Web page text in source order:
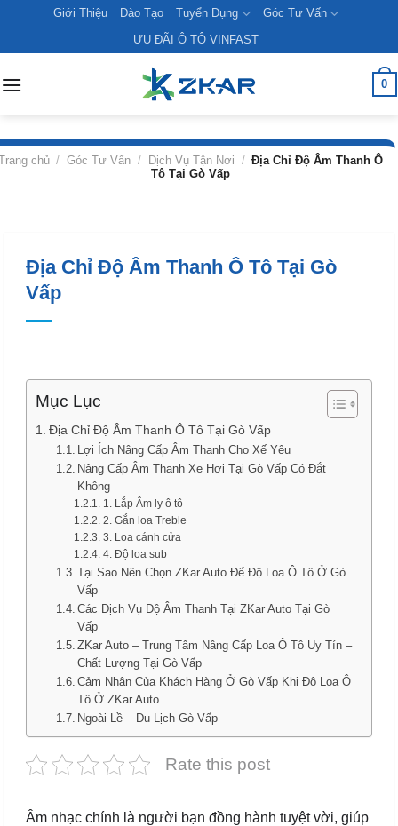
content
Giới Thiệu Đào Tạo Tuyển Dụng
Góc Tư Vấn
ƯU ĐÃI Ô TÔ VINFAST
0
chủ / Góc Tư Vấn / Dịch Vụ Tận Nơi / Địa Chỉ Độ Âm Thanh Ô
Tô Tại Gò Vấp
Địa Chỉ Độ Âm Thanh Ô Tô Tại Gò
Vấp
Mục Lục
Địa Chỉ Độ Âm Thanh Ô Tô Tại Gò Vấp
Lợi Ích Nâng Cấp Âm Thanh Cho Xế Yêu
Nâng Cấp Âm Thanh Xe Hơi Tại Gò Vấp Có Đắt
Không
1. Lắp Âm ly ô tô
2. Gắn loa Treble
3. Loa cánh cửa
4. Độ loa sub
Tại Sao Nên Chọn ZKar Auto Để Độ Loa Ô Tô Ở Gò
Vấp
Các Dịch Vụ Độ Âm Thanh Tại ZKar Auto Tại Gò
Vấp
ZKar Auto – Trung Tâm Nâng Cấp Loa Ô Tô Uy Tín –
Chất Lượng Tại Gò Vấp
Cảm Nhận Của Khách Hàng Ở Gò Vấp Khi Độ Loa Ô
Tô Ở ZKar Auto
Ngoài Lề – Du Lịch Gò Vấp
Rate this post
Âm nhạc chính là người bạn đồng hành tuyệt vời, giúp